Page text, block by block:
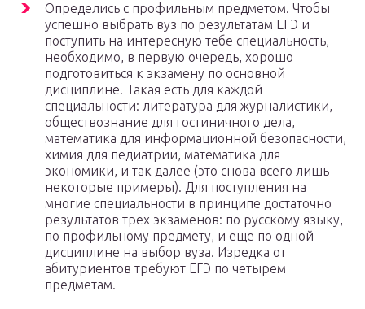
Определись с профильным предметом. Чтобы
успешно выбрать вуз по результатам ЕГЭ и
поступить на интересную тебе специальность,
необходимо, в первую очередь, хорошо
подготовиться к экзамену по основной
дисциплине. Такая есть для каждой
специальности: литература для журналистики,
обществознание для гостиничного дела,
математика для информационной безопасности,
химия для педиатрии, математика для
экономики, и так далее (это снова всего лишь
некоторые примеры). Для поступления на
многие специальности в принципе достаточно
результатов трех экзаменов: по русскому языку,
по профильному предмету, и еще по одной
дисциплине на выбор вуза. Изредка от
абитуриентов требуют ЕГЭ по четырем
предметам.